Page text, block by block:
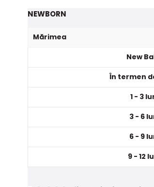
NEWBORN
Mărimea
New
În termen
1 - 3
3 - 6
6 - 9
9 - 12